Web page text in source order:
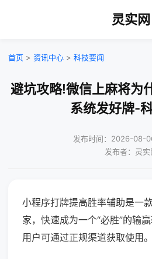
灵实网
首页 > 资讯中心 > 科技要闻
避坑攻略!微信上麻将为
系统发好牌-
发布时间：2026-08-
发布者：灵实
小程序打牌提高胜率辅助是一
家，快速成为一个“必胜”的输
用户可通过正规渠道获取使用。